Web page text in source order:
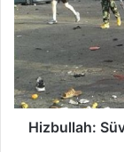
Hizbullah: